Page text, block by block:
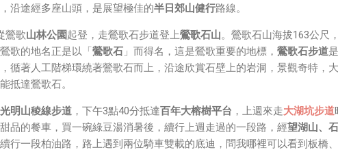
手機的 WiFi 開關，所以媒體同步應該是靠 WiFi 通道做的），而去
將媒體串流到手機端更是不用說的順暢，而且當時我們的媒體串流還
過 Socket 直接傳輸的（這表示傳輸時所需的頻寬會更大，功耗據說
，沿途經多座山頭，是展望極佳的半日郊山健行路線。
鶯歌山林公園起登，走鶯歌石步道登上鶯歌石山。鶯歌石山海拔163公尺
歌的地名正是以「 鶯歌石 」而得名，這是鶯歌重要的地標， 鶯歌石步道
循著人工階梯環繞著鶯歌石而上，沿途欣賞石壁上的岩洞，景觀奇特，
抵達鶯歌石。
光明山稜線步道 ，下午3點40分抵達百年大榕樹平台 ，上週來走大湖坑步道
品的餐車，買一碗綠豆湯消暑後，續行上週走過的一段路，經望湖山、
行一段柏油路，路上遇到兩位騎車雙載的底迪，問我哪裡可以看到板橋